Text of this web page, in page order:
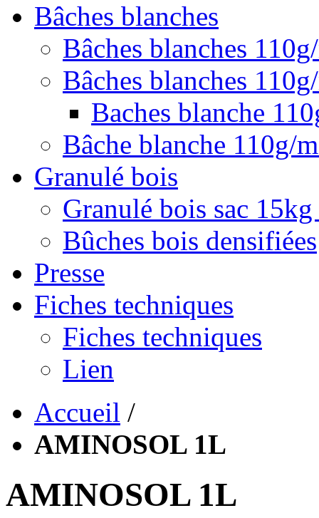
Bâches blanches
Bâches blanches
Bâches blanches
Baches blanche
Bâche blanche 110g/
Granulé bois
Granulé bois sac
Bûches bois densifiées
Presse
Fiches techniques
Fiches techniques
Lien
Accueil /
AMINOSOL 1L
AMINOSOL 1L